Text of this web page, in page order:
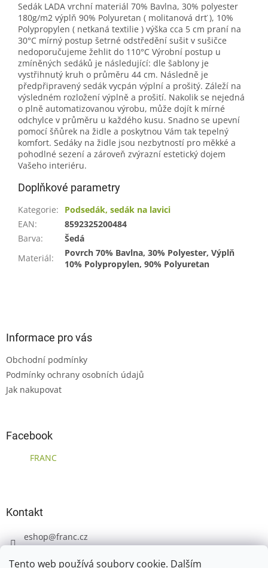
Tento web používá soubory cookie. Dalším
Sedák LADA vrchní materiál 70% Bavlna, 30% polyester
180g/m2 výplň 90% Polyuretan ( molitanová drť ), 10%
Polypropylen ( netkaná textilie ) výška cca 5 cm praní na
30°C mírný postup šetrné odstředění sušit v sušičce
nedoporučujeme žehlit do 110°C Výrobní postup u
zmíněných sedáků je následující: dle šablony je
vystřihnutý kruh o průměru 44 cm. Následně je
předpřipravený sedák vycpán výplní a prošitý. Záleží na
výsledném rozložení výplně a prošití. Nakolik se nejedná
o plně automatizovanou výrobu, může dojít k mírné
odchylce v průměru u každého kusu. Snadno se upevní
pomocí šňůrek na židle a poskytnou Vám tak tepelný
komfort. Sedáky na židle jsou nezbytností pro měkké a
pohodlné sezení a zároveň zvýrazní estetický dojem
Vašeho interiéru.
Doplňkové parametry
Kategorie:
Podsedák, sedák na lavici
EAN:
8592325200484
Barva:
Šedá
Materiál:
Povrch 70% Bavlna, 30% Polyester, Výplň
10% Polypropylen, 90% Polyuretan
Informace pro vás
Obchodní podmínky
Podmínky ochrany osobních údajů
Jak nakupovat
Facebook
FRANC
Kontakt
eshop@franc.cz